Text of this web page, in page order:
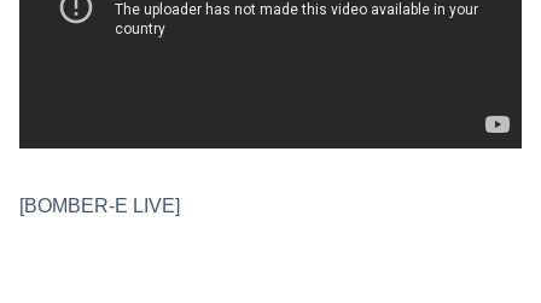
[BOMBER-E LIVE]